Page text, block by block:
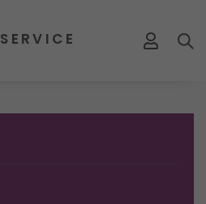
SERVICE